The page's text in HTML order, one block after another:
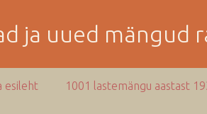
ja uued mängud
esileht 1001 lastemängu aastast